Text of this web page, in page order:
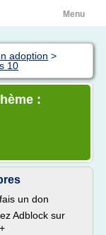
Menu
adoption >
10
:
un don
Adblock sur